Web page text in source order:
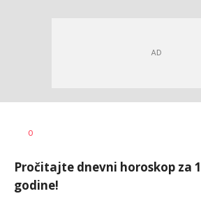
AUTOR
0
Pročitajte dnevni horoskop za
godine!